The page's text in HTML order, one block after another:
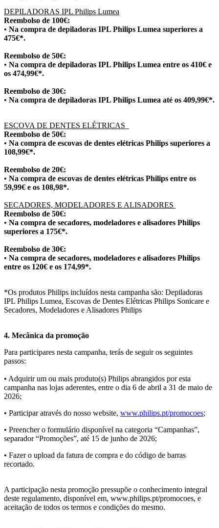
DEPILADORAS IPL Philips Lumea
Reembolso de 100€:
• Na compra de depiladoras IPL Philips Lumea superiores a
475€*.
Reembolso de 50€:
• Na compra de depiladoras IPL Philips Lumea entre os 410€ e
os 474,99€*.
Reembolso de 30€:
• Na compra de depiladoras IPL Philips Lumea até os 409,99€*.
ESCOVA DE DENTES ELÉTRICAS
Reembolso de 50€:
• Na compra de escovas de dentes elétricas Philips superiores a
108,99€*.
Reembolso de 20€:
• Na compra de escovas de dentes elétricas Philips entre os
59,99€ e os 108,98*.
SECADORES, MODELADORES E ALISADORES
Reembolso de 50€:
• Na compra de secadores, modeladores e alisadores Philips
superiores a 175€*.
Reembolso de 30€:
• Na compra de secadores, modeladores e alisadores Philips
entre os 120€ e os 174,99*.
*Os produtos Philips incluídos nesta campanha são: Depiladoras
IPL Philips Lumea, Escovas de Dentes Elétricas Philips Sonicare e
Secadores, Modeladores e Alisadores Philips
4. Mecânica da promoção
Para participares nesta campanha, terás de seguir os seguintes
passos:
• Adquirir um ou mais produto(s) Philips abrangidos por esta
campanha nas lojas aderentes, entre o dia 6 de abril a 31 de maio de
2026;
• Participar através do nosso website, www.philips.pt/promocoes;
• Preencher o formulário disponível na categoria “Campanhas”,
separador “Promoções”, até 15 de junho de 2026;
• Fazer o upload da fatura de compra e do código de barras
recortado.
A participação nesta promoção pressupõe o conhecimento integral
deste regulamento, disponível em, www.philips.pt/promocoes, e
aceitação de todos os termos e condições do mesmo.